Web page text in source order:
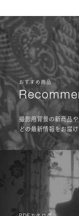
おすすめ商品
撮影用背景の新商品
どの最新情報をお届け